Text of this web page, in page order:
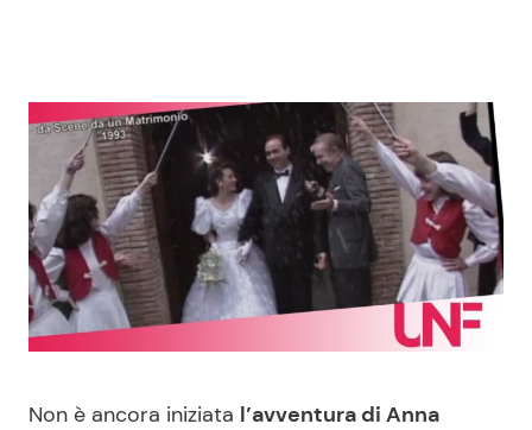
News Musica
News Spettacolo
Benessere
Casa
Cucina e Ricette
Consigli di Cucina
Non è ancora iniziata l’avventura di Anna